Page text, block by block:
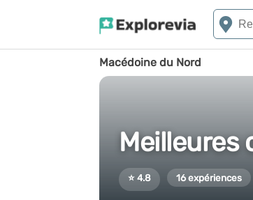
Macédoine du Nord
Meilleures
⭐ 4.8 16 expériences